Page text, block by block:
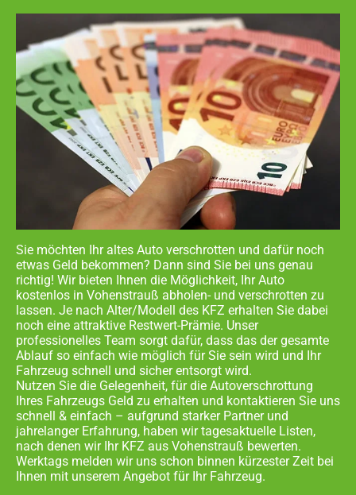
Sie möchten Ihr altes Auto verschrotten und dafür noch
etwas Geld bekommen? Dann sind Sie bei uns genau
richtig! Wir bieten Ihnen die Möglichkeit, Ihr Auto
kostenlos in Vohenstrauß abholen- und verschrotten zu
lassen. Je nach Alter/Modell des KFZ erhalten Sie dabei
noch eine attraktive Restwert-Prämie. Unser
professionelles Team sorgt dafür, dass das der gesamte
Ablauf so einfach wie möglich für Sie sein wird und Ihr
Fahrzeug schnell und sicher entsorgt wird.
Nutzen Sie die Gelegenheit, für die Autoverschrottung
Ihres Fahrzeugs Geld zu erhalten und kontaktieren Sie uns
schnell & einfach – aufgrund starker Partner und
jahrelanger Erfahrung, haben wir tagesaktuelle Listen,
nach denen wir Ihr KFZ aus Vohenstrauß bewerten.
Werktags melden wir uns schon binnen kürzester Zeit bei
Ihnen mit unserem Angebot für Ihr Fahrzeug.